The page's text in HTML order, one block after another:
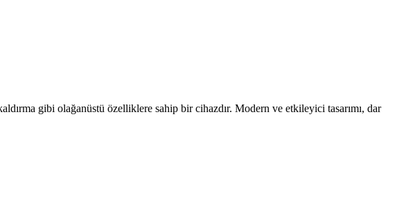
gibi olağanüstü özelliklere sahip bir cihazdır. Modern ve etkileyici tasarımı, dar